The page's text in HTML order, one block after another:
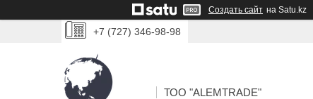
Создать сайт на Satu.kz
+7 (727) 346-98-98
ТОО "ALEMTRADE"